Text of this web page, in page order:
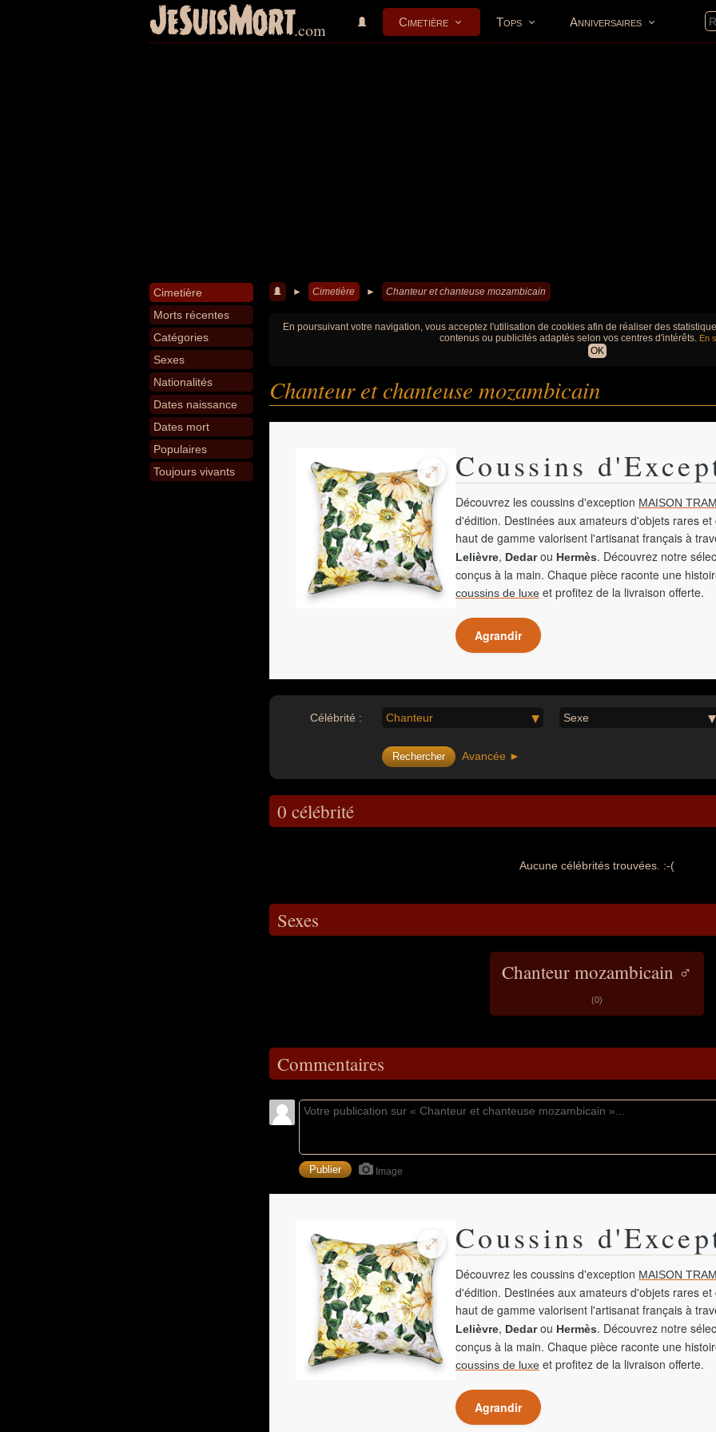
JeSuisMort.com Cimetière Tops Anniversaires
Cimetière
Morts récentes
Catégories
Sexes
Nationalités
Dates naissance
Dates mort
Populaires
Toujours vivants
► Cimetière ► Chanteur et chanteuse mozambicain
En poursuivant votre navigation, vous acceptez l'utilisation de cookies afin de réaliser des
contenus ou publicités adaptés selon vos centres d'intérêts. En
OK
Chanteur et chanteuse mozambicain
Coussins
Découvrez les coussins d'exception MAISON
d'édition. Destinées aux amateurs d'objets rares
haut de gamme valorisent l'artisanat français à
Lelièvre, Dedarou Hermès. Découvrez notre
conçus à la main. Chaque pièce raconte une
coussins de luxe et profitez de la livraison offerte.
Agrandir
Célébrité : Chanteur Sexe
Avancée ►
0 célébrité
Aucune célébrités trouvées. :-(
Sexes
Chanteur mozambicain ♂
(0)
Commentaires
Image
Coussins
Découvrez les coussins d'exception MAISON
d'édition. Destinées aux amateurs d'objets rares
haut de gamme valorisent l'artisanat français à
Lelièvre, Dedarou Hermès. Découvrez notre
conçus à la main. Chaque pièce raconte une
coussins de luxe et profitez de la livraison offerte.
Agrandir